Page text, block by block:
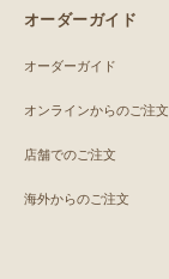
オーダーガイド
オーダーガイド
オンラインからのご注文
店舗でのご注文
海外からのご注文